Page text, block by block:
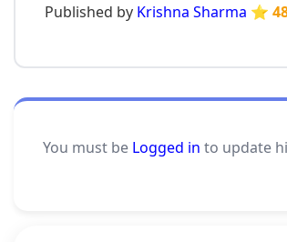
Published by Krishna Sharma ⭐
You must be Logged in to update